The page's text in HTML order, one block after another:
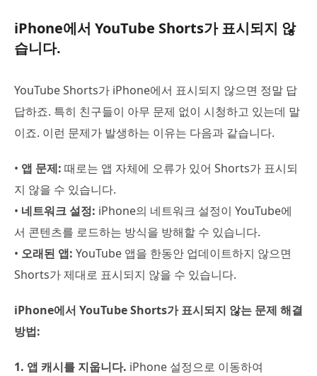
iPhone에서 YouTube Shorts가 표시되지 않
습니다.
YouTube Shorts가 iPhone에서 표시되지 않으면 정말 답
답하죠. 특히 친구들이 아무 문제 없이 시청하고 있는데 말
이죠. 이런 문제가 발생하는 이유는 다음과 같습니다.
• 앱 문제: 때로는 앱 자체에 오류가 있어 Shorts가 표시되
지 않을 수 있습니다.
• 네트워크 설정: iPhone의 네트워크 설정이 YouTube에
서 콘텐츠를 로드하는 방식을 방해할 수 있습니다.
• 오래된 앱: YouTube 앱을 한동안 업데이트하지 않으면
Shorts가 제대로 표시되지 않을 수 있습니다.
iPhone에서 YouTube Shorts가 표시되지 않는 문제 해결
방법:
1. 앱 캐시를 지웁니다. iPhone 설정으로 이동하여